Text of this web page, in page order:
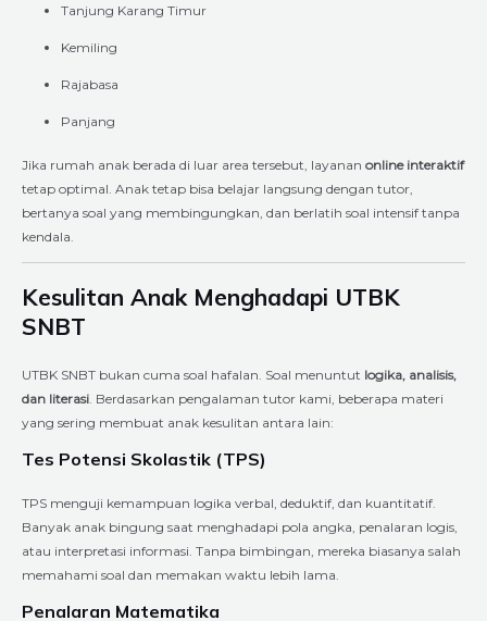
Tanjung Karang Timur
Kemiling
Rajabasa
Panjang
Jika rumah anak berada di luar area tersebut, layanan online interaktif
tetap optimal. Anak tetap bisa belajar langsung dengan tutor,
bertanya soal yang membingungkan, dan berlatih soal intensif tanpa
kendala.
Kesulitan Anak Menghadapi UTBK
SNBT
UTBK SNBT bukan cuma soal hafalan. Soal menuntut logika, analisis,
dan literasi . Berdasarkan pengalaman tutor kami, beberapa materi
yang sering membuat anak kesulitan antara lain:
Tes Potensi Skolastik (TPS)
TPS menguji kemampuan logika verbal, deduktif, dan kuantitatif.
Banyak anak bingung saat menghadapi pola angka, penalaran logis,
atau interpretasi informasi. Tanpa bimbingan, mereka biasanya salah
memahami soal dan memakan waktu lebih lama.
Penalaran Matematika